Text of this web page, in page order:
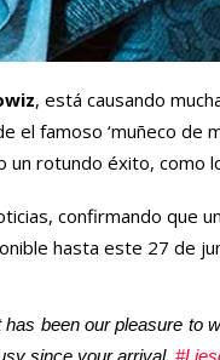
, está causando
famoso ‘muñeco de
rotundo éxito, como
confirmando que
hasta este 27 de
been our pleasure to
since your arrival.